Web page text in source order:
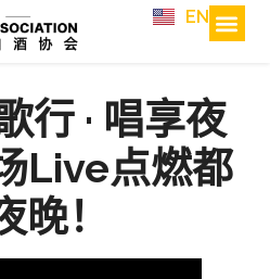
EN
行 · 唱享夜
Live点燃都
晚！